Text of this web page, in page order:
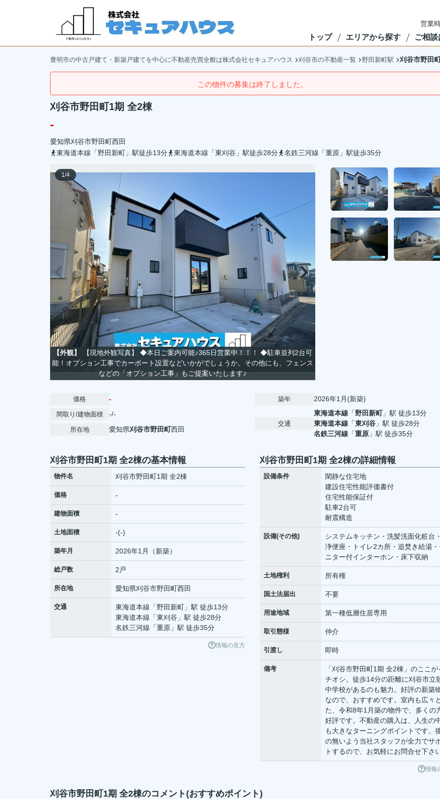
営業
トップ エリアから探す ご相
豊明市の中古戸建て・新築戸建てを中心に不動産売買全般は株式会社セキュアハウス 刈谷市の不動産一覧 野田新町駅 刈谷市野田
この物件の募集は終了しました。
刈谷市野田町1期 全2棟
-
愛知県刈谷市野田町西田
東海道本線「野田新町」駅徒歩13分
東海道本線「東刈谷」駅徒歩28分 名鉄三河線「重原」駅徒歩35分
1/4
【外観】
【現地外観写真】 ◆本日ご案内可能♪365日営業中！！！ ◆駐車並列2台可
能！オプション工事でカーポート設置などいかがでしょうか。その他にも、フェンス
などの「オプション工事」もご提案いたします♪
価格 -
間取り/建物面積 -/-
所在地 愛知県刈谷市野田町西田
築年 2026年1月(新築)
交通
東海道本線 「野田新町」駅 徒歩13分
東海道本線 「東刈谷 」駅 徒歩28分
名鉄三河線 「重原 」駅 徒歩35分
刈谷市野田町1期 全2棟の基本情報
物件名 刈谷市野田町1期 全2棟
価格 -
建物面積 -
土地面積 -(-)
築年月 2026年1月（新築）
総戸数 2戸
所在地 愛知県刈谷市野田町西田
交通 東海道本線 「野田新町 」駅 徒歩13分
東海道本線 「東刈谷 」駅 徒歩28分
名鉄三河線 「重原 」駅 徒歩35分
情報の見方
刈谷市野田町1期 全2棟の詳細情報
設備条件
閑静な住宅地
建設住宅性能評価書付
住宅性能保証付
駐車2台可
耐震構造
設備(その他)
システムキッチン・洗髪洗面化粧台
浄便座・トイレ2カ所・追焚き給湯
ニター付インターホン・床下収納
土地権利 所有権
国土法届出 不要
用途地域 第一種低層住居専用
取引態様 仲介
引渡し 即時
備考
「刈谷市野田町1期 全2棟」のここが
チオシ。徒歩14分の距離に刈谷市立
中学校があるのも魅力。好評の新築
なので、おすすめです。室内も広々
た、令和8年1月築の物件で、多くの
好評です。不動産の購入は、人生の
も大きなターニングポイントです。
の無いよう当社スタッフが全力でサ
トするので、お気軽にお問合せ下さ
情報
刈谷市野田町1期 全2棟のコメント(おすすめポイント)